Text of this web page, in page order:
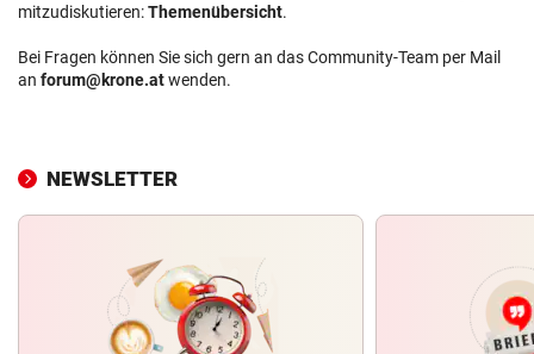
mitzudiskutieren:Themenübersicht.
Bei Fragen können Sie sich gern an das Community-Team per Mail
an forum@krone.atwenden.
NEWSLETTER